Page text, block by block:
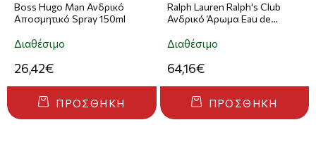
Boss Hugo Man Ανδρικό
Αποσμητικό Spray 150ml
Διαθέσιμο
26,42€
ΠΡΟΣΘΉΚΗ
Ralph Lauren Ralph's Club
Ανδρικό Άρωμα Eau de
Διαθέσιμο
64,16€
ΠΡΟΣΘΉΚΗ